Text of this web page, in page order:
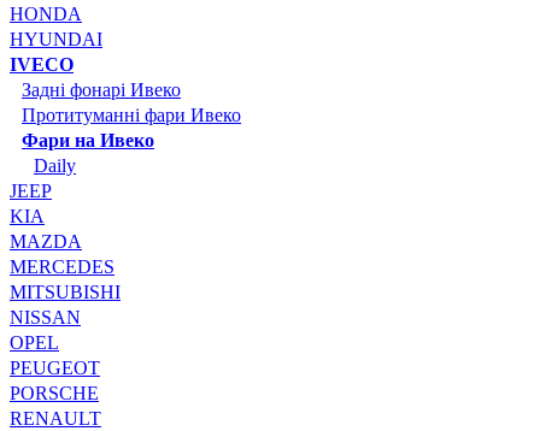
HONDA
HYUNDAI
IVECO
Задні фонарі Ивеко
Протитуманні фари Ивеко
Фари на Ивеко
Daily
JEEP
KIA
MAZDA
MERCEDES
MITSUBISHI
NISSAN
OPEL
PEUGEOT
PORSCHE
RENAULT